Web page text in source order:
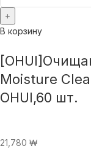
В корзину
Moisture
OHUI,60 шт.
21,780 ₩